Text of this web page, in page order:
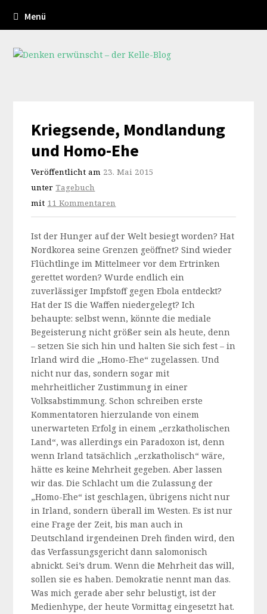
Menü
Kriegsende, Mondlandung
und Homo-Ehe
Veröffentlicht am 23. Mai 2015
unterTagebuch
mit 11 Kommentaren
Ist der Hunger auf der Welt besiegt worden? Hat
Nordkorea seine Grenzen geöffnet? Sind wieder
Flüchtlinge im Mittelmeer vor dem Ertrinken
gerettet worden? Wurde endlich ein
zuverlässiger Impfstoff gegen Ebola entdeckt?
Hat der IS die Waffen niedergelegt? Ich
behaupte: selbst wenn, könnte die mediale
Begeisterung nicht größer sein als heute, denn
– setzen Sie sich hin und halten Sie sich fest – in
Irland wird die „Homo-Ehe“ zugelassen. Und
nicht nur das, sondern sogar mit
mehrheitlicher Zustimmung in einer
Volksabstimmung. Schon schreiben erste
Kommentatoren hierzulande von einem
unerwarteten Erfolg in einem „erzkatholischen
Land“, was allerdings ein Paradoxon ist, denn
wenn Irland tatsächlich „erzkatholisch“ wäre,
hätte es keine Mehrheit gegeben. Aber lassen
wir das. Die Schlacht um die Zulassung der
„Homo-Ehe“ ist geschlagen, übrigens nicht nur
in Irland, sondern überall im Westen. Es ist nur
eine Frage der Zeit, bis man auch in
Deutschland irgendeinen Dreh finden wird, den
das Verfassungsgericht dann salomonisch
abnickt. Sei’s drum. Wenn die Mehrheit das will,
sollen sie es haben. Demokratie nennt man das.
Was mich gerade aber sehr belustigt, ist der
Medienhype, der heute Vormittag eingesetzt hat.